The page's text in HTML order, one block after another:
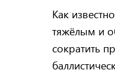
Как
тяжёлым и
сократить